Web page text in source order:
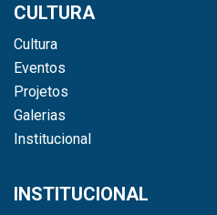
CULTURA
Cultura
Eventos
Projetos
Galerias
Institucional
INSTITUCIONAL